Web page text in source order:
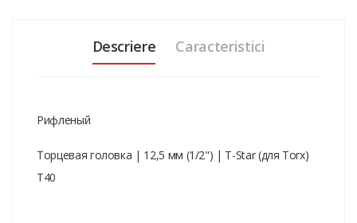
Descriere Caracteristici
Рифленый
Торцевая головка | 12,5 мм (1/2") | T-Star (для Torx)
T40